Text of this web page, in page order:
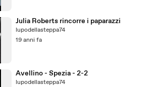
Julia Roberts rincorre i paparazzi
lupodellasteppa74
19 anni fa
Avellino - Spezia - 2-2
lupodellasteppa74